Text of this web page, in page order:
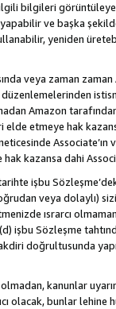
bilgileri
ve başka
yeniden
veya zaman
Amazon
etmeye hak
Associate’ın
kazansa dahi
işbu
veya dolaylı)
ısrarcı
işbu Sözleşme
doğrultusunda
olmadan, kanunlar
olacak, bunlar lehine